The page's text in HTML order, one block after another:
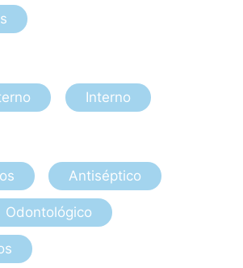
Interno
Antiséptico
Odontológico